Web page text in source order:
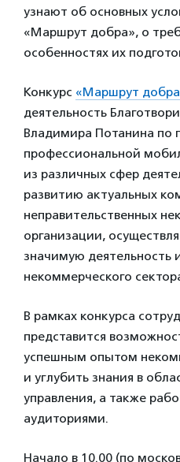
узнают об основных
«Маршрут добра», о
особенностях их
Конкурс «Маршрут
деятельность
Владимира Потанина по
профессиональной
из различных сфер
развитию актуальных
неправительственных
организации,
значимую деятельность
некоммерческого
В рамках конкурса
представится
успешным опытом
и углубить знания в
управления, а также
аудиториями.
Начало в 10.00 (по